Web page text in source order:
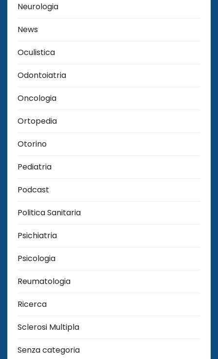
Neurologia
News
Oculistica
Odontoiatria
Oncologia
Ortopedia
Otorino
Pediatria
Podcast
Politica Sanitaria
Psichiatria
Psicologia
Reumatologia
Ricerca
Sclerosi Multipla
Senza categoria